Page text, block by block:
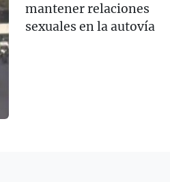
mantener relaciones
sexuales en la autovía